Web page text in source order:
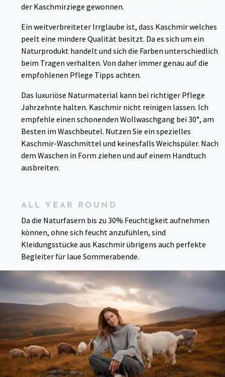
der Kaschmirziege gewonnen.
Ein weitverbreiteter Irrglaube ist, dass Kaschmir welches
peelt eine mindere Qualität besitzt. Da es sich um ein
Naturprodukt handelt und sich die Farben unterschiedlich
beim Tragen verhalten. Von daher immer genau auf die
empfohlenen Pflege Tipps achten.
Das luxuriöse Naturmaterial kann bei richtiger Pflege
Jahrzehnte halten. Kaschmir nicht reinigen lassen. Ich
empfehle einen schonenden Wollwaschgang bei 30°, am
Besten im Waschbeutel. Nutzen Sie ein spezielles
Kaschmir-Waschmittel und keinesfalls Weichspüler. Nach
dem Waschen in Form ziehen und auf einem Handtuch
ausbreiten.
ALL YEAR ROUND
Da die Naturfasern bis zu 30% Feuchtigkeit aufnehmen
können, ohne sich feucht anzufühlen, sind
Kleidungsstücke aus Kaschmir übrigens auch perfekte
Begleiter für laue Sommerabende.